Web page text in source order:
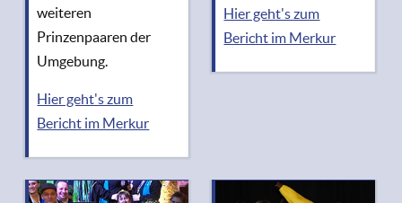
weiteren
Prinzenpaaren der
Umgebung.
Hier geht's zum
Bericht im Merkur
Hier geht's zum
Bericht im Merkur